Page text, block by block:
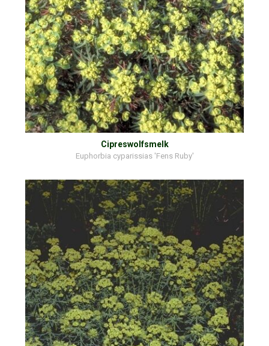
Cipreswolfsmelk
Euphorbia cyparissias 'Fens Ruby'